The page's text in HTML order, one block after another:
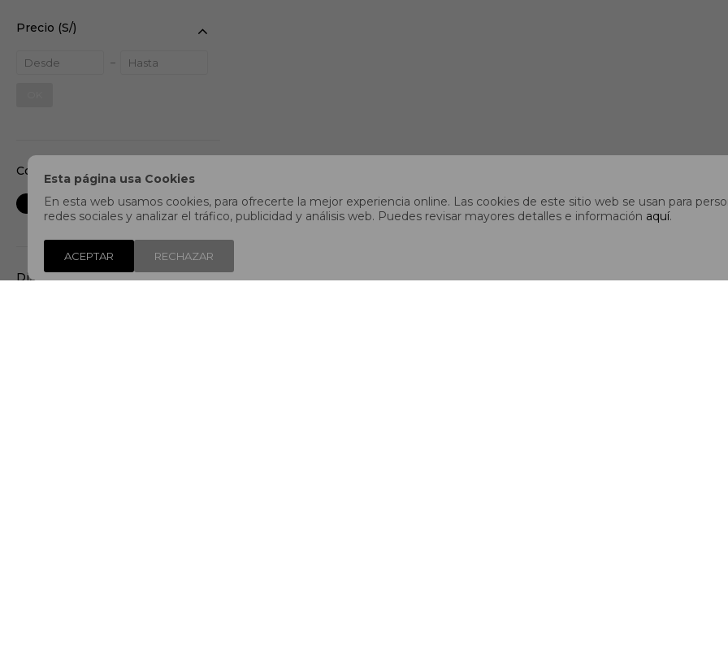
Esta página usa Cookies
En esta web usamos cookies, para ofrecerte la mejor experiencia online. Las cookies de este sitio web se usan para
redes sociales y analizar el tráfico, publicidad y análisis web. Puedes revisar mayores detalles e información aquí.
ACEPTAR RECHAZAR
Precio (S/)
Color
Distancia